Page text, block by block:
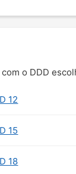
o DDD
12
15
18